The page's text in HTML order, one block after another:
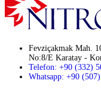
Fevziçakmak Mah.
No:8/E Karatay -
Telefon: +90 (332)
Whatsapp: +90